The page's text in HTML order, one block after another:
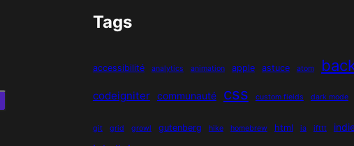
Tags
accessibilité analytics animation apple astuce atom
codeigniter communauté css custom fields dark mode
git grid growl gutenberg hike homebrew html ia ifttt